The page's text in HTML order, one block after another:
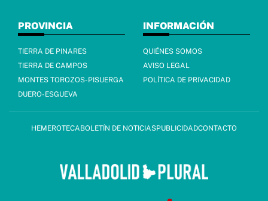
PROVINCIA
TIERRA DE PINARES
TIERRA DE CAMPOS
MONTES TOROZOS-PISUERGA
DUERO-ESGUEVA
INFORMACIÓN
QUIÉNES SOMOS
AVISO LEGAL
POLÍTICA DE PRIVACIDAD
HEMEROTECABOLETÍN DE NOTICIASPUBLICIDADCONTACTO